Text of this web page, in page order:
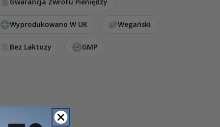
Gwarancja Zwrotu Pieniędzy
Wyprodukowano W UK Wegański
Bez Laktozy GMP